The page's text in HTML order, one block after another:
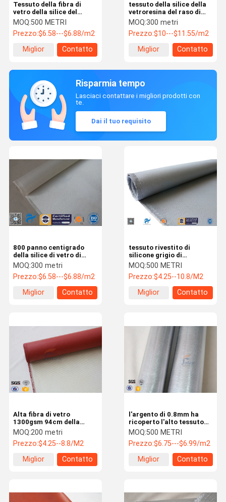
Tessuto della fibra di
vetro della silice del
panno della vetroresina
della saia della rottura
800℃ alto per
l'isolamento termico
MOQ:500 METRI
Prezzo:$6.58---$6.88/m2
Miglior
Contatto
tessuto della silice della
vetroresina del raso di
35oz 1.3mm alto per la
coperta della saldatura
del fuoco 1200℃
MOQ:300 metri
Prezzo:$10---$11.55/m2
Miglior
Contatto
Risparmia tempo
Lasciaci contattare i migliori prodotti con
te.
Dai il tuo requisito
tessuto rivestito di
silicone grigio di
0.7mm/alto panno
resistente ad alta
temperatura della silice
MOQ:500 METRI
Prezzo:$4.25--10.8/M2
Miglior
Contatto
800 panno centigrado
della silice di vetro di
fibra di grado alto
600gsm per la coperta del
fuoco
MOQ:300 metri
Prezzo:$6.58---$6.88/m2
Miglior
Contatto
l'argento di 0.8mm ha
ricoperto l'alto tessuto
della silice per la
coperta/tenda del fuoco
MOQ:500 METRI
Prezzo:$6.75---$6.99/m2
Miglior
Contatto
Alta fibra di vetro
1300gsm 94cm della
silice della saldatura
industriale resistente
MOQ:200 metri
Prezzo:$4.25--8.8/M2
Miglior
Contatto